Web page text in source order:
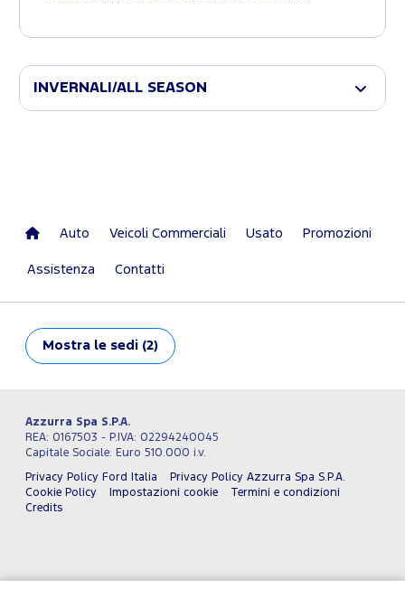
INVERNALI/ALL SEASON
Auto Veicoli Commerciali Usato Promozioni
Assistenza Contatti
Mostra le sedi (2)
Azzurra Spa S.P.A.
REA: 0167503 - P.IVA: 02294240045
Capitale Sociale: Euro 510.000 i.v.
Privacy Policy Ford Italia
Privacy Policy Azzurra Spa S.P.A.
Cookie Policy
Impostazioni cookie
Termini e condizioni
Credits